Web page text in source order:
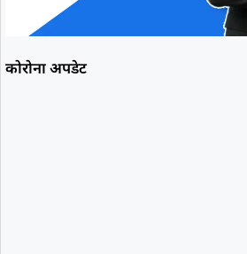
कोरोना अपडेट